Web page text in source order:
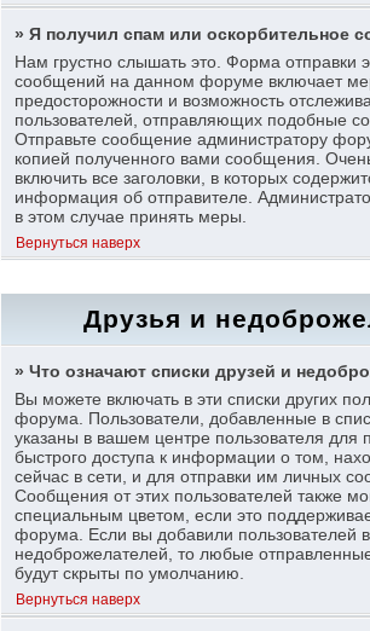
» Я получил спам или оскорбительное
Нам грустно слышать это. Форма отправки
сообщений на данном форуме включает
предосторожности и возможность
пользователей, отправляющих подобные
Отправьте сообщение администратору
копией полученного вами сообщения.
включить все заголовки, в которых
информация об отправителе.
в этом случае принять меры.
Вернуться наверх
Друзья и
» Что означают списки друзей и
Вы можете включать в эти списки других
форума. Пользователи, добавленные в
указаны в вашем центре пользователя для
быстрого доступа к информации о том,
сейчас в сети, и для отправки им личных
Сообщения от этих пользователей также
специальным цветом, если это
форума. Если вы добавили пользователей
недоброжелателей, то любые
будут скрыты по умолчанию.
Вернуться наверх